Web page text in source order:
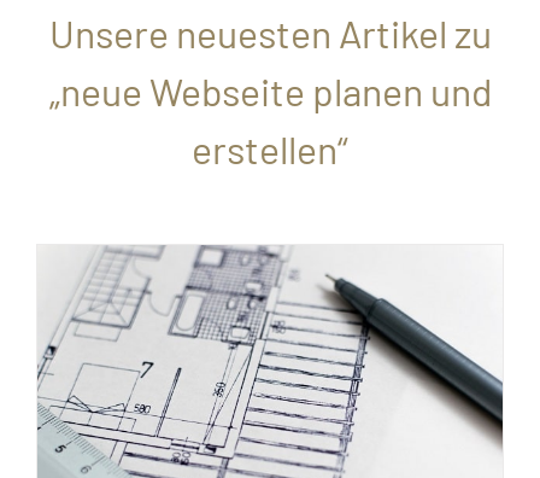
Unsere neuesten Artikel zu
„neue Webseite planen und
erstellen“